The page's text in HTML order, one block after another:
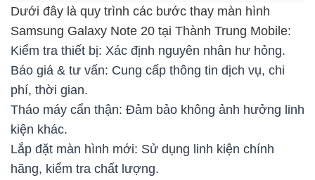
Dưới đây là quy trình các bước thay màn hình
Samsung Galaxy Note 20 tại Thành Trung Mobile:
Kiểm tra thiết bị: Xác định nguyên nhân hư hỏng.
Báo giá & tư vấn: Cung cấp thông tin dịch vụ, chi
phí, thời gian.
Tháo máy cẩn thận: Đảm bảo không ảnh hưởng linh
kiện khác.
Lắp đặt màn hình mới: Sử dụng linh kiện chính
hãng, kiểm tra chất lượng.